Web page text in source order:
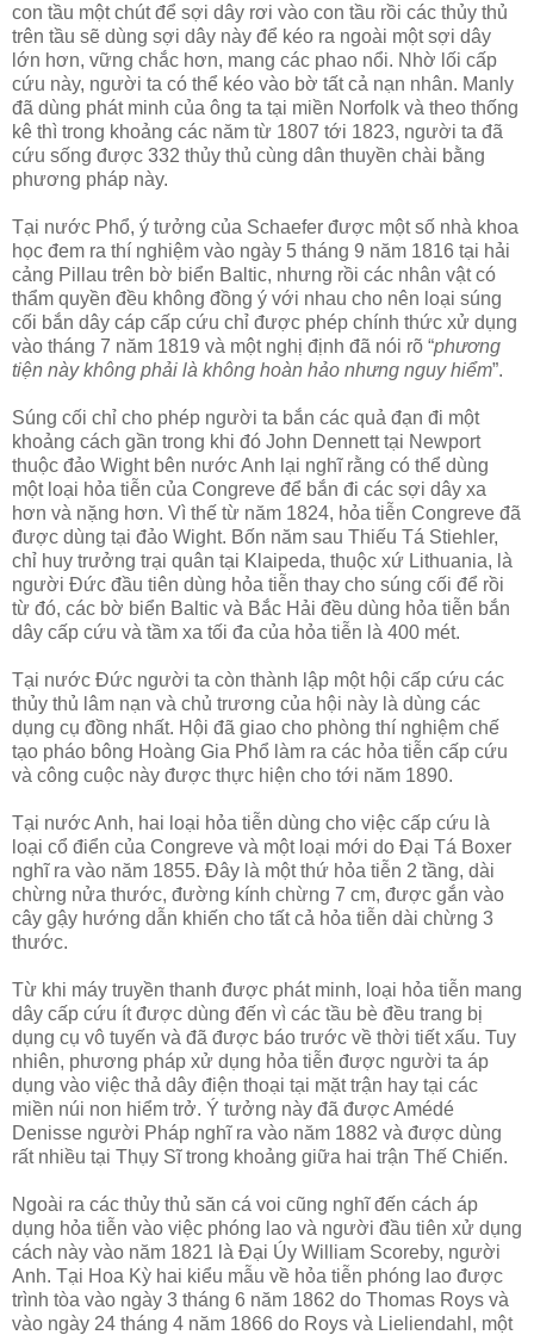
con tầu một chút để sợi dây rơi vào con tầu rồi các thủy thủ
trên tầu sẽ dùng sợi dây này để kéo ra ngoài một sợi dây
lớn hơn, vững chắc hơn, mang các phao nổi. Nhờ lối cấp
cứu này, người ta có thể kéo vào bờ tất cả nạn nhân. Manly
đã dùng phát minh của ông ta tại miền Norfolk và theo thống
kê thì trong khoảng các năm từ 1807 tới 1823, người ta đã
cứu sống được 332 thủy thủ cùng dân thuyền chài bằng
phương pháp này.
Tại nước Phổ, ý tưởng của Schaefer được một số nhà khoa
học đem ra thí nghiệm vào ngày 5 tháng 9 năm 1816 tại hải
cảng Pillau trên bờ biển Baltic, nhưng rồi các nhân vật có
thẩm quyền đều không đồng ý với nhau cho nên loại súng
cối bắn dây cáp cấp cứu chỉ được phép chính thức xử dụng
vào tháng 7 năm 1819 và một nghị định đã nói rõ “phương
tiện này không phải là không hoàn hảo nhưng nguy hiểm”.
Súng cối chỉ cho phép người ta bắn các quả đạn đi một
khoảng cách gần trong khi đó John Dennett tại Newport
thuộc đảo Wight bên nước Anh lại nghĩ rằng có thể dùng
một loại hỏa tiễn của Congreve để bắn đi các sợi dây xa
hơn và nặng hơn. Vì thế từ năm 1824, hỏa tiễn Congreve đã
được dùng tại đảo Wight. Bốn năm sau Thiếu Tá Stiehler,
chỉ huy trưởng trại quân tại Klaipeda, thuộc xứ Lithuania, là
người Đức đầu tiên dùng hỏa tiễn thay cho súng cối để rồi
từ đó, các bờ biển Baltic và Bắc Hải đều dùng hỏa tiễn bắn
dây cấp cứu và tầm xa tối đa của hỏa tiễn là 400 mét.
Tại nước Đức người ta còn thành lập một hội cấp cứu các
thủy thủ lâm nạn và chủ trương của hội này là dùng các
dụng cụ đồng nhất. Hội đã giao cho phòng thí nghiệm chế
tạo pháo bông Hoàng Gia Phổ làm ra các hỏa tiễn cấp cứu
và công cuộc này được thực hiện cho tới năm 1890.
Tại nước Anh, hai loại hỏa tiễn dùng cho việc cấp cứu là
loại cổ điển của Congreve và một loại mới do Đại Tá Boxer
nghĩ ra vào năm 1855. Đây là một thứ hỏa tiễn 2 tầng, dài
chừng nửa thước, đường kính chừng 7 cm, được gắn vào
cây gậy hướng dẫn khiến cho tất cả hỏa tiễn dài chừng 3
thước.
Từ khi máy truyền thanh được phát minh, loại hỏa tiễn mang
dây cấp cứu ít được dùng đến vì các tầu bè đều trang bị
dụng cụ vô tuyến và đã được báo trước về thời tiết xấu. Tuy
nhiên, phương pháp xử dụng hỏa tiễn được người ta áp
dụng vào việc thả dây điện thoại tại mặt trận hay tại các
miền núi non hiểm trở. Ý tưởng này đã được Amédé
Denisse người Pháp nghĩ ra vào năm 1882 và được dùng
rất nhiều tại Thụy Sĩ trong khoảng giữa hai trận Thế Chiến.
Ngoài ra các thủy thủ săn cá voi cũng nghĩ đến cách áp
dụng hỏa tiễn vào việc phóng lao và người đầu tiên xử dụng
cách này vào năm 1821 là Đại Úy William Scoreby, người
Anh. Tại Hoa Kỳ hai kiểu mẫu về hỏa tiễn phóng lao được
trình tòa vào ngày 3 tháng 6 năm 1862 do Thomas Roys và
vào ngày 24 tháng 4 năm 1866 do Roys và Lieliendahl, một